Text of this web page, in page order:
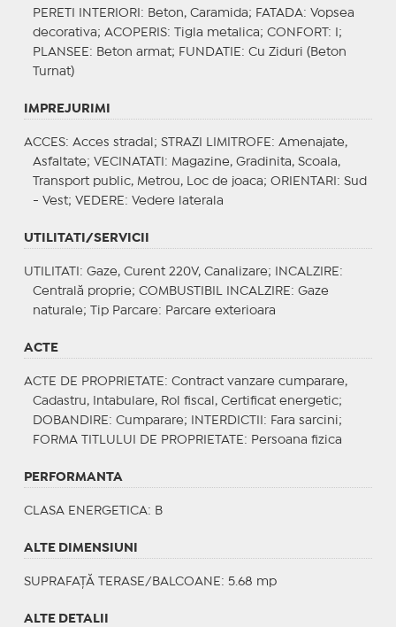
PERETI INTERIORI : Beton, Caramida; FATADA: Vopsea
decorativa; ACOPERIS: Tigla metalica; CONFORT : I;
PLANSEE : Beton armat; FUNDATIE : Cu Ziduri (Beton
Turnat)
IMPREJURIMI
ACCES: Acces stradal; STRAZI LIMITROFE : Amenajate,
Asfaltate; VECINATATI : Magazine, Gradinita, Scoala,
Transport public, Metrou, Loc de joaca; ORIENTARI : Sud
- Vest; VEDERE : Vedere laterala
UTILITATI/SERVICII
UTILITATI : Gaze, Curent 220V, Canalizare; INCALZIRE :
Centrală proprie; COMBUSTIBIL INCALZIRE : Gaze
naturale;
Tip Parcare: Parcare exterioara
ACTE
ACTE DE PROPRIETATE : Contract vanzare cumparare,
Cadastru, Intabulare, Rol fiscal, Certificat energetic;
DOBANDIRE : Cumparare; INTERDICTII : Fara sarcini;
FORMA TITLULUI DE PROPRIETATE : Persoana fizica
PERFORMANTA
CLASA ENERGETICA: B
ALTE DIMENSIUNI
SUPRAFAȚĂ TERASE/BALCOANE: 5.68 mp
ALTE DETALII